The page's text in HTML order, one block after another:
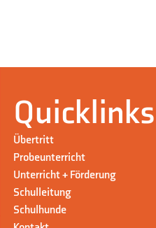
Quicklinks
Übertritt
Probeunterricht
Unterricht + Förderung
Schulleitung
Schulhunde